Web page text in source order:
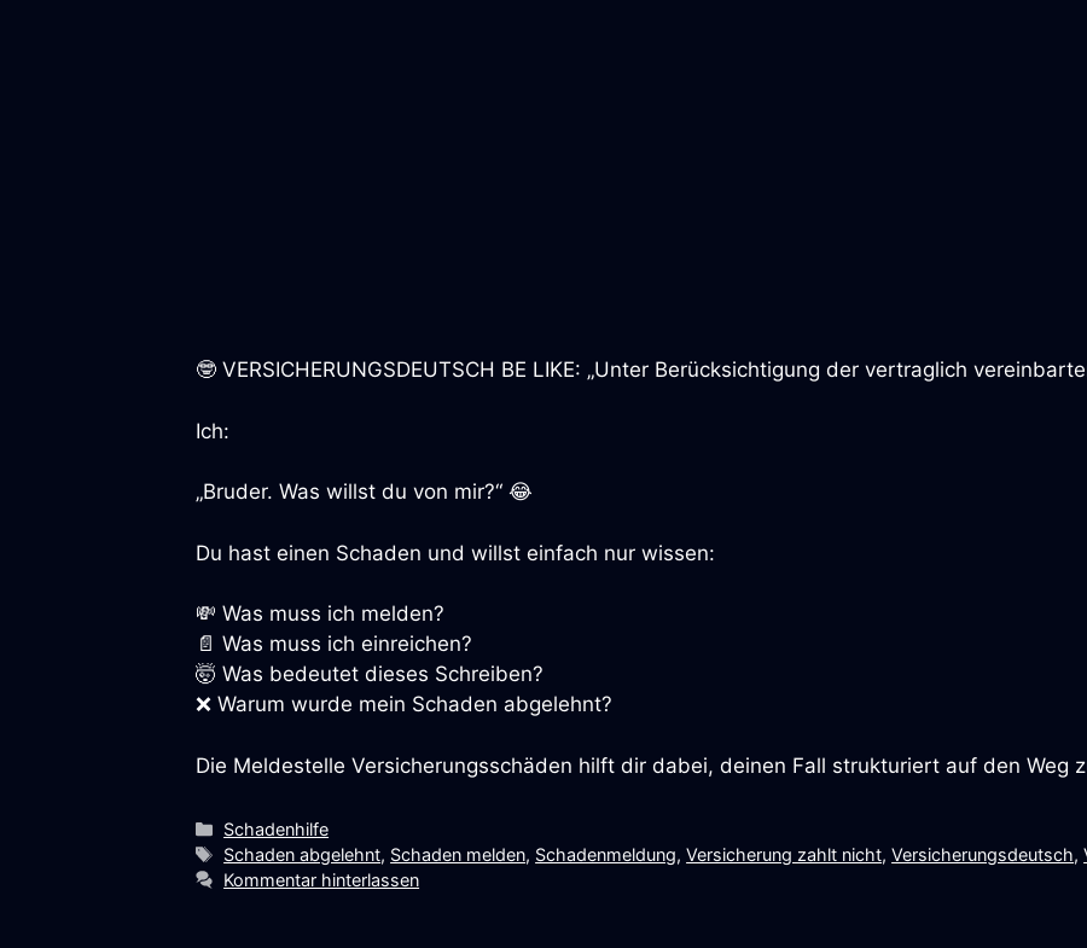
🤓 VERSICHERUNGSDEUTSCH BE LIKE: „Unter Berücksichtigung der vertraglich
Ich:
„Bruder. Was willst du von mir?“ 😂
Du hast einen Schaden und willst einfach nur wissen:
💸 Was muss ich melden?
📄 Was muss ich einreichen?
🤯 Was bedeutet dieses Schreiben?
❌ Warum wurde mein Schaden abgelehnt?
Die Meldestelle Versicherungsschäden hilft dir dabei, deinen Fall strukturiert auf den Weg
Kategorien
Schadenhilfe
Schlagwörter
Schaden abgelehnt, Schaden melden, Schadenmeldung,Versicherung zahlt nicht,Versicherungsdeutsch,
Kommentar hinterlassen